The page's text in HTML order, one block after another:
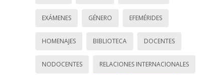
EXÁMENES GÉNERO EFEMÉRIDES
HOMENAJES BIBLIOTECA DOCENTES
NODOCENTES RELACIONES INTERNACIONALES